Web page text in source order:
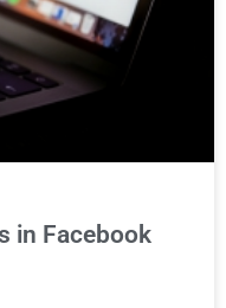
in Facebook